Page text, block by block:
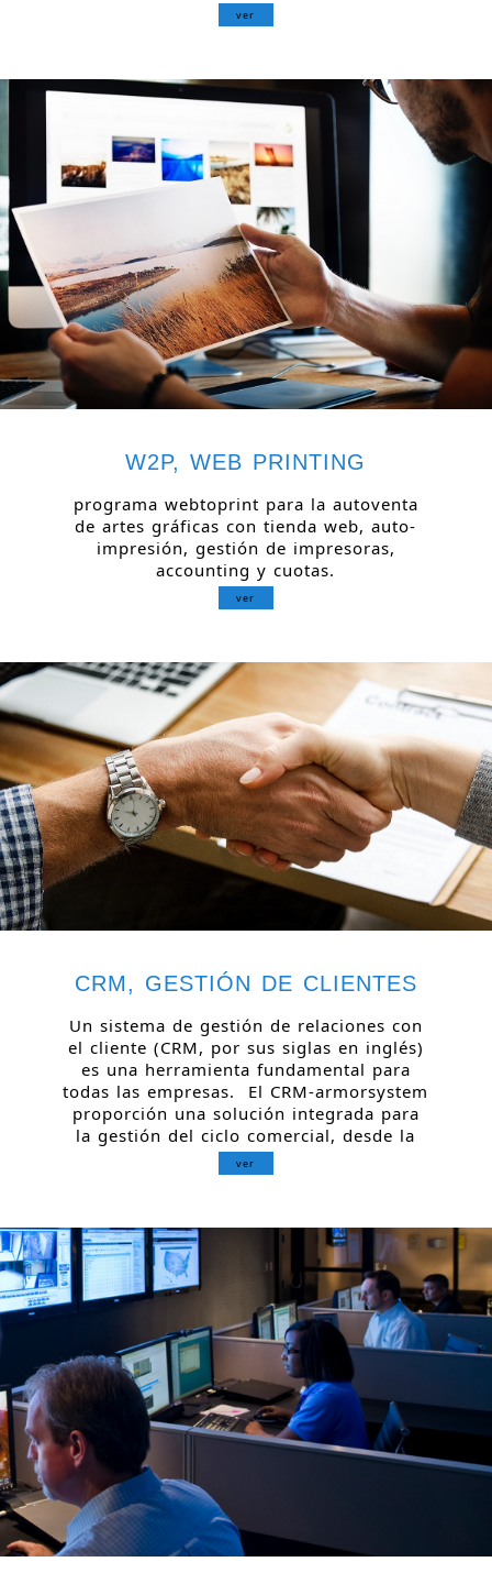
ver
W2P, WEB PRINTING
programa webtoprint para la autoventa
de artes gráficas con tienda web, auto-
impresión, gestión de impresoras,
accounting y cuotas.
ver
CRM, GESTIÓN DE CLIENTES
Un sistema de gestión de relaciones con
el cliente (CRM, por sus siglas en inglés)
es una herramienta fundamental para
todas las empresas. El CRM-armorsystem
proporción una solución integrada para
la gestión del ciclo comercial, desde la
ver